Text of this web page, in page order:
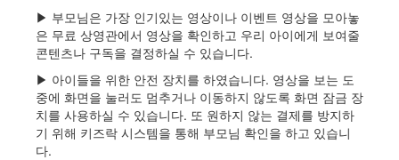
▶ 부모님은 가장 인기있는 영상이나 이벤트 영상을 모아놓
은 무료 상영관에서 영상을 확인하고 우리 아이에게 보여줄
콘텐츠나 구독을 결정하실 수 있습니다.
▶ 아이들을 위한 안전 장치를 하였습니다. 영상을 보는 도
중에 화면을 눌러도 멈추거나 이동하지 않도록 화면 잠금 장
치를 사용하실 수 있습니다. 또 원하지 않는 결제를 방지하
기 위해 키즈락 시스템을 통해 부모님 확인을 하고 있습니
다.